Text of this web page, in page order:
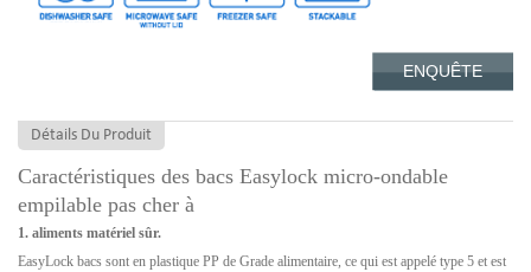
ENQUÊTE
Détails Du Produit
Caractéristiques des bacs Easylock micro-ondable
empilable pas cher à
1. aliments matériel sûr.
EasyLock bacs sont en plastique PP de Grade alimentaire, ce qui est appelé type 5 et est